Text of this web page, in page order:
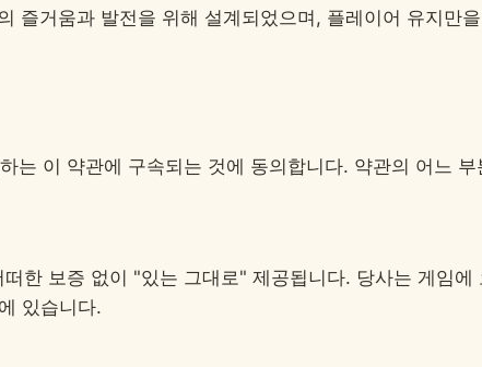
즐거움과 발전을 위해 설계되었으며, 플레이어 유지만
는 이 약관에 구속되는 것에 동의합니다. 약관의 어느
한 보증 없이 "있는 그대로" 제공됩니다. 당사는 게임
있습니다.